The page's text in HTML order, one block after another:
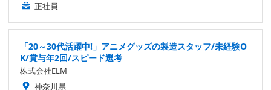
正社員
「20～30代活躍中!」アニメグッズの製造スタッフ/未経験O
K/賞与年2回/スピード選考
株式会社ELM
神奈川県